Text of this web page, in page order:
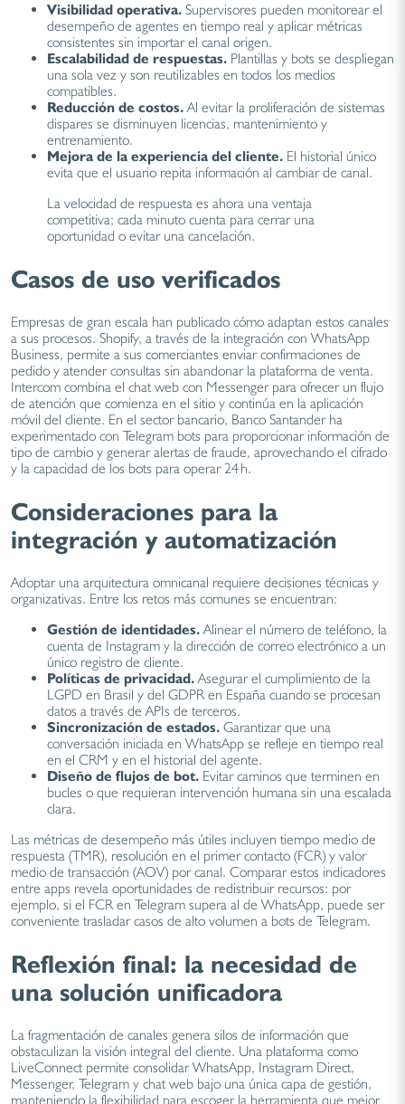
Visibilidad operativa. Supervisores pueden monitorear el
desempeño de agentes en tiempo real y aplicar métricas
consistentes sin importar el canal origen.
Escalabilidad de respuestas. Plantillas y bots se despliegan
una sola vez y son reutilizables en todos los medios
compatibles.
Reducción de costos.Al evitar la proliferación de sistemas
dispares se disminuyen licencias, mantenimiento y
entrenamiento.
Mejora de la experiencia del cliente. El historial único
evita que el usuario repita información al cambiar de canal.
La velocidad de respuesta es ahora una ventaja
competitiva; cada minuto cuenta para cerrar una
oportunidad o evitar una cancelación.
Casos de uso verificados
Empresas de gran escala han publicado cómo adaptan estos canales
a sus procesos. Shopify, a través de la integración con WhatsApp
Business, permite a sus comerciantes enviar confirmaciones de
pedido y atender consultas sin abandonar la plataforma de venta.
Intercom combina el chat web con Messenger para ofrecer un flujo
de atención que comienza en el sitio y continúa en la aplicación
móvil del cliente. En el sector bancario, Banco Santander ha
experimentado con Telegram bots para proporcionar información de
tipo de cambio y generar alertas de fraude, aprovechando el cifrado
y la capacidad de los bots para operar 24 h.
Consideraciones para la
integración y automatización
Adoptar una arquitectura omnicanal requiere decisiones técnicas y
organizativas. Entre los retos más comunes se encuentran:
Gestión de identidades.Alinear el número de teléfono, la
cuenta de Instagram y la dirección de correo electrónico a un
único registro de cliente.
Políticas de privacidad.Asegurar el cumplimiento de la
LGPD en Brasil y del GDPR en España cuando se procesan
datos a través de APIs de terceros.
Sincronización de estados. Garantizar que una
conversación iniciada en WhatsApp se refleje en tiempo real
en el CRM y en el historial del agente.
Diseño de flujos de bot. Evitar caminos que terminen en
bucles o que requieran intervención humana sin una escalada
clara.
Las métricas de desempeño más útiles incluyen tiempo medio de
respuesta (TMR), resolución en el primer contacto (FCR) y valor
medio de transacción (AOV) por canal. Comparar estos indicadores
entre apps revela oportunidades de redistribuir recursos: por
ejemplo, si el FCR en Telegram supera al de WhatsApp, puede ser
conveniente trasladar casos de alto volumen a bots de Telegram.
Reflexión final: la necesidad de
una solución unificadora
La fragmentación de canales genera silos de información que
obstaculizan la visión integral del cliente. Una plataforma como
LiveConnect permite consolidar WhatsApp, Instagram Direct,
Messenger, Telegram y chat web bajo una única capa de gestión,
manteniendo la flexibilidad para escoger la herramienta que mejor